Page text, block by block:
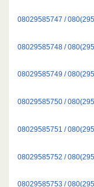
08029585747 /
08029585748 /
08029585749 /
08029585750 /
08029585751 /
08029585752 /
08029585753 /